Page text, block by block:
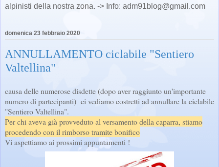
alpinisti della nostra zona. -> Info: adm91blog@gmail.com
domenica 23 febbraio 2020
ANNULLAMENTO ciclabile "Sentiero
Valtellina"
causa delle numerose disdette (dopo aver raggiunto un'importante
numero di partecipanti) ci vediamo costretti ad annullare la ciclabile
"Sentiero Valtellina".
Per chi aveva già provveduto al versamento della caparra, stiamo
procedendo con il rimborso tramite bonifico
Vi aspettiamo ai prossimi appuntamenti !